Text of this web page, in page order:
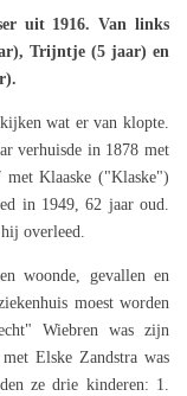
uit 1916. Van links
Trijntje (5 jaar) en
wat er van klopte.
verhuisde in 1878 met
Klaaske ("Klaske")
in 1949, 62 jaar oud.
overleed.
woonde, gevallen en
moest worden
Wiebren was zijn
Elske Zandstra was
ze drie kinderen: 1.